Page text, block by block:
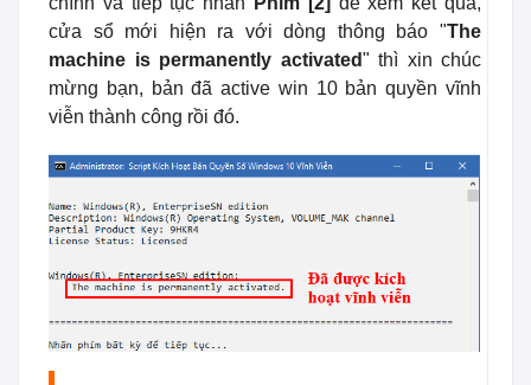
cửa sổ mới hiện ra với dòng thông báo "The
machine is permanently activated" thì xin chúc
mừng bạn, bản đã active win 10 bản quyền vĩnh
viễn thành công rồi đó.